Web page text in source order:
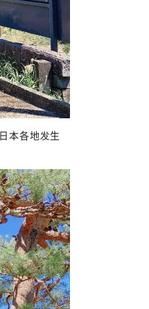
本各地发生